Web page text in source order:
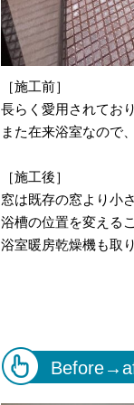
［施工前］
長らく愛用されてお
また在来浴室なので
［施工後］
窓は既存の窓より小
浴槽の位置を変える
浴室暖房乾燥機も取